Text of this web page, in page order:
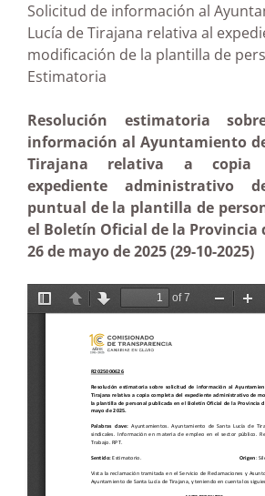
Solicitud de información al
Lucía de Tirajana relativa al
modificación de la plantilla de
Resolución estimatoria
información al Ayuntamiento
Tirajana relativa a copia
expediente administrativo
puntual de la plantilla de
el Boletín Oficial de la Provincia
26 de mayo de 2025 (29-10-2025)